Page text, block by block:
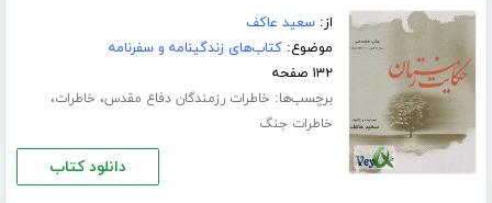
از:سعید عاکف
موضوع:کتاب‌های زندگینامه و سفرنامه
۱۳۲ صفحه
برچسب‌ها: خاطرات رزمندگان دفاع مقدس، خاطرات،
خاطرات جنگ
دانلود کتاب